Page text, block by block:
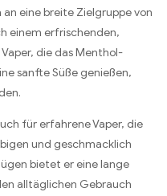
eine breite Zielgruppe von
einem erfrischenden,
die das Menthol-
sanfte Süße genießen,
für erfahrene Vaper, die
und geschmacklich
bietet er eine lange
alltäglichen Gebrauch